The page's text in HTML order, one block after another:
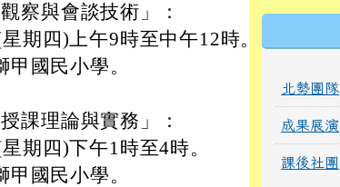
察與會談技術」：
期四)上午9時至中午12時。
國民小學。
課理論與實務」：
期四)下午1時至4時。
國民小學。
北勢團隊
成果展演
課後社團